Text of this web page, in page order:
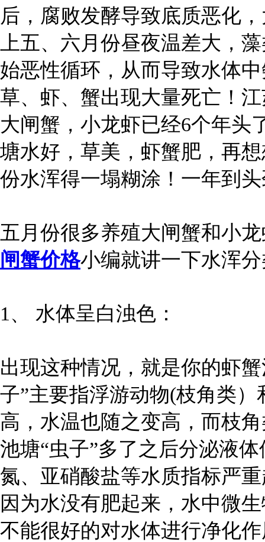
后，腐败发酵导致底质恶化
上五、六月份昼夜温差大，
始恶性循环，从而导致水体
草、虾、蟹出现大量死亡！
大闸蟹，小龙虾已经6个年头
塘水好，草美，虾蟹肥，再
份水浑得一塌糊涂！一年到
五月份很多养殖大闸蟹和小
闸蟹价格小编就讲一下水浑
1、 水体呈白浊色：
出现这种情况，就是你的虾
子”主要指浮游动物(枝角类
高，水温也随之变高，而枝
池塘“虫子”多了之后分泌液
氮、亚硝酸盐等水质指标严
因为水没有肥起来，水中微
不能很好的对水体进行净化